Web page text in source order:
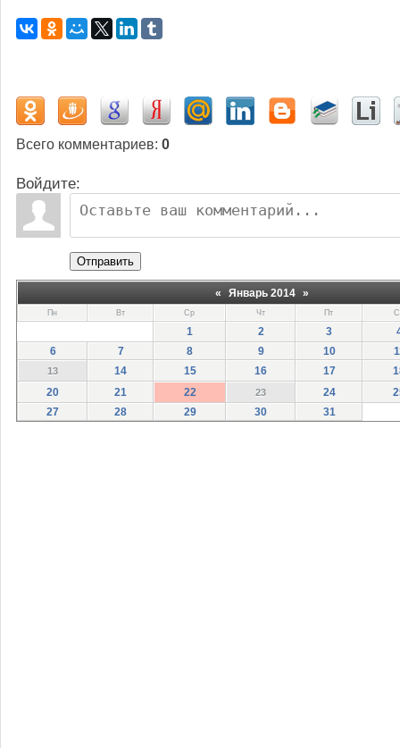
Всего комментариев: 0
Войдите:
Отправить
« Январь 2014 »
Пн Вт Ср Чт Пт
1 2 3
6
7 8 9 10
13 14 15 16 17
20
21 22 23 24
27
28 29 30 31